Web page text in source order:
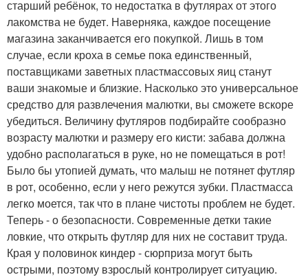
старший ребёнок, то недостатка в футлярах от этого
лакомства не будет. Наверняка, каждое посещение
магазина заканчивается его покупкой. Лишь в том
случае, если кроха в семье пока единственный,
поставщиками заветных пластмассовых яиц станут
ваши знакомые и близкие. Насколько это универсальное
средство для развлечения малютки, вы сможете вскоре
убедиться. Величину футляров подбирайте сообразно
возрасту малютки и размеру его кисти: забава должна
удобно располагаться в руке, но не помещаться в рот!
Было бы утопией думать, что малыш не потянет футляр
в рот, особенно, если у него режутся зубки. Пластмасса
легко моется, так что в плане чистоты проблем не будет.
Теперь - о безопасности. Современные детки такие
ловкие, что открыть футляр для них не составит труда.
Края у половинок киндер - сюрприза могут быть
острыми, поэтому взрослый контролирует ситуацию.